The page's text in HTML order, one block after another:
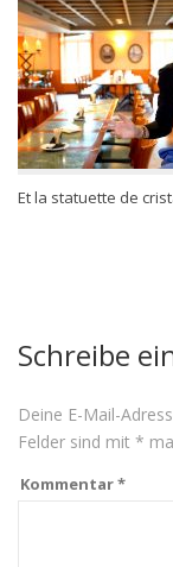
Et la statuette de
Schreibe
Deine E-Mail-
Felder sind mit *
Kommentar*